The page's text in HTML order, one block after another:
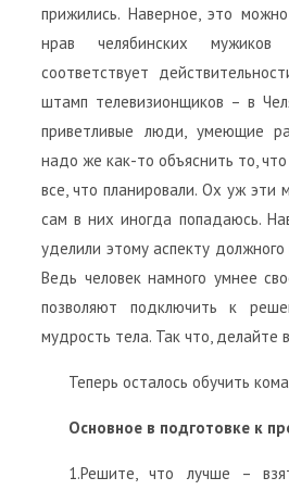
прижились. Наверное, это
нрав челябинских
соответствует
штамп телевизионщиков – в
приветливые люди, умеющие
надо же как-то объяснить то,
все, что планировали. Ох уж эти
сам в них иногда попадаюсь.
уделили этому аспекту
Ведь человек намного умнее
позволяют подключить к
мудрость тела. Так что, делайте
Теперь осталось обучить
Основное в подготовке к
1.Решите, что лучше –